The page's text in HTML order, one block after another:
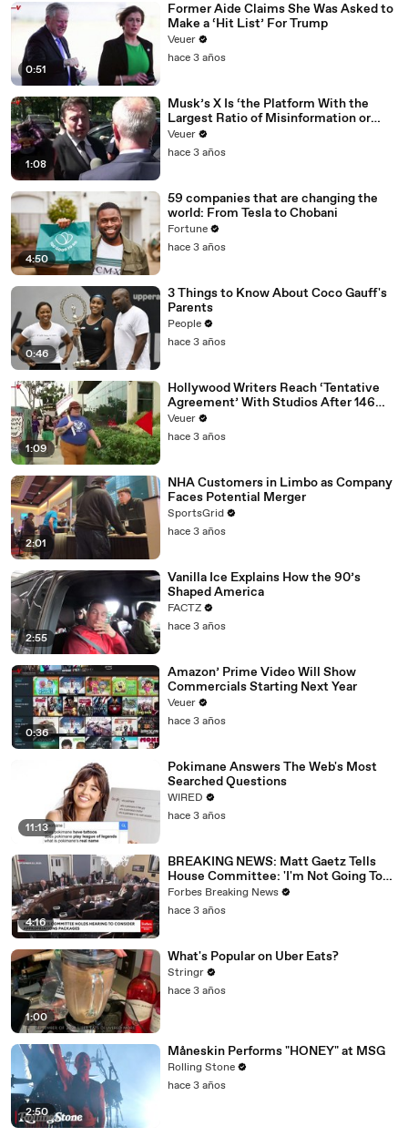
0:51
Former Aide Claims She Was Asked to
Make a ‘Hit List’ For Trump
Veuer
hace 3 años
1:08
Musk’s X Is ‘the Platform With the
Largest Ratio of Misinformation or
Disinformation’ Amongst All Social
Media Platforms
Veuer
hace 3 años
4:50
59 companies that are changing the
world: From Tesla to Chobani
Fortune
hace 3 años
0:46
3 Things to Know About Coco Gauff's
Parents
People
hace 3 años
1:09
Hollywood Writers Reach ‘Tentative
Agreement’ With Studios After 146
Day Strike
Veuer
hace 3 años
2:01
NHA Customers in Limbo as Company
Faces Potential Merger
SportsGrid
hace 3 años
2:55
Vanilla Ice Explains How the 90’s
Shaped America
FACTZ
hace 3 años
0:36
Amazon’ Prime Video Will Show
Commercials Starting Next Year
Veuer
hace 3 años
11:13
Pokimane Answers The Web's Most
Searched Questions
WIRED
hace 3 años
4:16
BREAKING NEWS: Matt Gaetz Tells
House Committee: 'I'm Not Going To
Vote For A Continuing Resolution'
Forbes Breaking News
hace 3 años
1:00
What's Popular on Uber Eats?
Stringr
hace 3 años
2:50
Måneskin Performs "HONEY" at MSG
Rolling Stone
hace 3 años